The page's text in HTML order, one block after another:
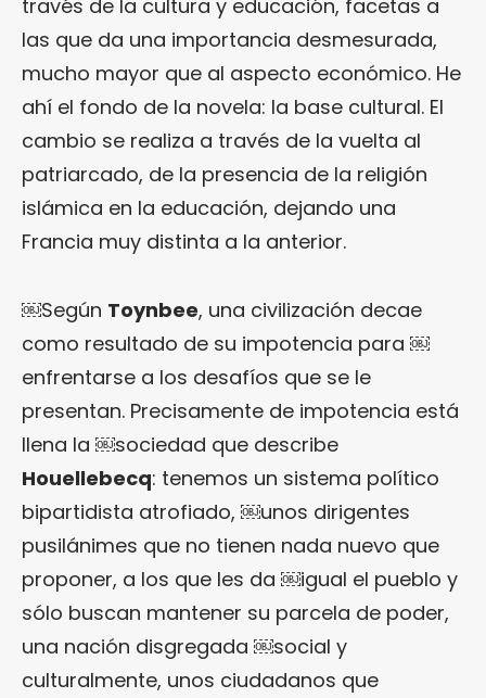
través de la cultura y educación, facetas a
las que da una importancia desmesurada,
mucho mayor que al aspecto económico. He
ahí el fondo de la novela: la base cultural. El
cambio se realiza a través de la vuelta al
patriarcado, de la presencia de la religión
islámica en la educación, dejando una
Francia muy distinta a la anterior.
￼Según Toynbee, una civilización decae
como resultado de su impotencia para ￼
enfrentarse a los desafíos que se le
presentan. Precisamente de impotencia está
llena la ￼sociedad que describe
Houellebecq: tenemos un sistema político
bipartidista atrofiado, ￼unos dirigentes
pusilánimes que no tienen nada nuevo que
proponer, a los que les da ￼igual el pueblo y
sólo buscan mantener su parcela de poder,
una nación disgregada ￼social y
culturalmente, unos ciudadanos que